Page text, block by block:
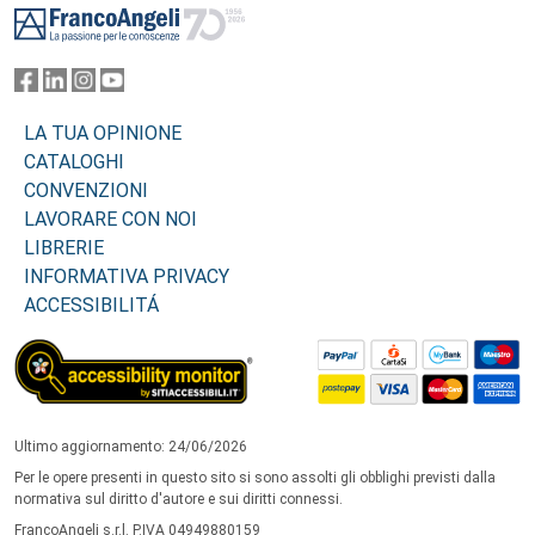
LA TUA OPINIONE
CATALOGHI
CONVENZIONI
LAVORARE CON NOI
LIBRERIE
INFORMATIVA PRIVACY
ACCESSIBILITÁ
Ultimo aggiornamento: 24/06/2026
Per le opere presenti in questo sito si sono assolti gli obblighi previsti dalla
normativa sul diritto d'autore e sui diritti connessi.
FrancoAngeli s.r.l. P.IVA 04949880159